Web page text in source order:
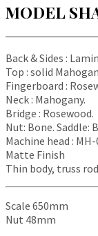
MODEL
Back & Sides :
Top : solid
Fingerboard :
Neck : Mahogany.
Bridge : Rosewood.
Nut: Bone. Saddle:
Machine head : MH-
Matte Finish
Thin body, truss
Scale 650mm
Nut 48mm